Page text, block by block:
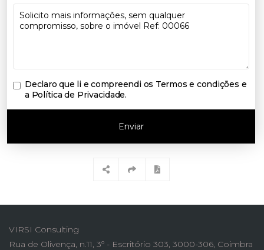
Declaro que li e compreendi os Termos e condições e
a Política de Privacidade.
Enviar
VIRSI Consulting
Rua de Olivença, n.11, 3º - Escritório 303, 3000-306, Coimbra